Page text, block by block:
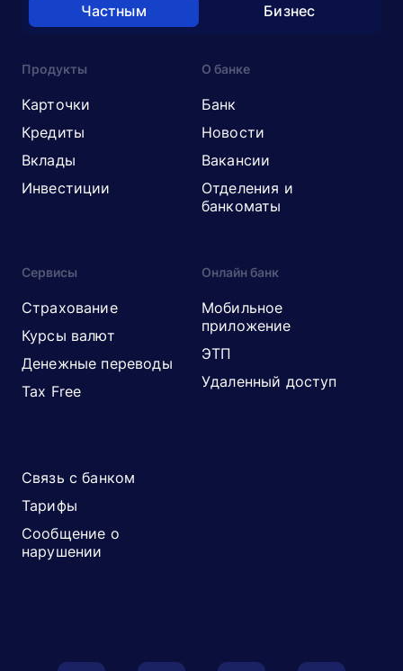
Частным Бизнес
Продукты
Карточки
Кредиты
Вклады
Инвестиции
О банке
Банк
Новости
Вакансии
Отделения и
банкоматы
Сервисы
Страхование
Курсы валют
Денежные переводы
Tax Free
Онлайн банк
Мобильное
приложение
ЭТП
Удаленный доступ
Связь с банком
Тарифы
Сообщение о
нарушении